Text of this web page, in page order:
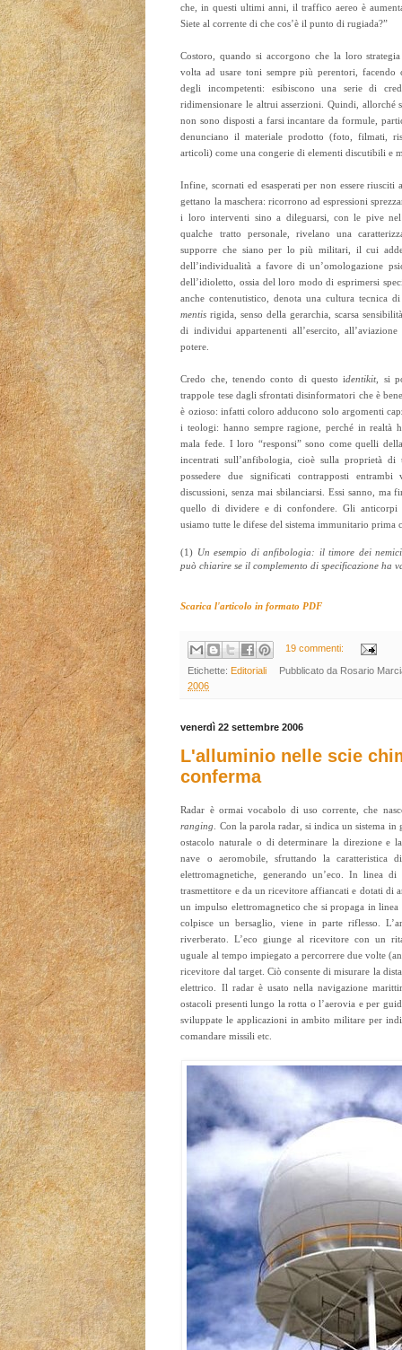
che, in questi ultimi anni, il traffico aereo è
Siete al corrente di che cos’è il punto di rugiada?”
Costoro, quando si accorgono che la loro
volta ad usare toni sempre più perentori,
degli incompetenti: esibiscono una serie di
ridimensionare le altrui asserzioni. Quindi, allorché
non sono disposti a farsi incantare da formule,
denunciano il materiale prodotto (foto, filmati,
articoli) come una congerie di elementi discutibili e
Infine, scornati ed esasperati per non essere
gettano la maschera: ricorrono ad espressioni
i loro interventi sino a dileguarsi, con le pive nel
qualche tratto personale, rivelano una
supporre che siano per lo più militari, il cui
dell’individualità a favore di un’omologazione
dell’idioletto, ossia del loro modo di esprimersi
anche contenutistico, denota una cultura tecnica
mentis rigida, senso della gerarchia, scarsa
di individui appartenenti all’esercito,
potere.
Credo che, tenendo conto di questo identikit , si
trappole tese dagli sfrontati disinformatori che è
è ozioso: infatti coloro adducono solo argomenti
i teologi: hanno sempre ragione, perché in realtà
mala fede. I loro “responsi” sono come quelli
incentrati sull’anfibologia, cioè sulla proprietà di
possedere due significati contrapposti
discussioni, senza mai sbilanciarsi. Essi sanno,
quello di dividere e di confondere. Gli anticorpi
usiamo tutte le difese del sistema immunitario
(1) Un esempio di anfibologia: il timore dei
può chiarire se il complemento di specificazione ha
Scarica l'articolo in formato PDF
19 commenti:
Etichette: Editoriali Pubblicato da Rosario
2006
venerdì 22 settembre 2006
L'alluminio nelle scie
conferma
Radar è ormai vocabolo di uso corrente, che
ranging
. Con la parola radar, si indica un sistema
ostacolo naturale o di determinare la direzione e
nave o aeromobile, sfruttando la
elettromagnetiche, generando un’eco. In linea
trasmettitore e da un ricevitore affiancati e dotati di
un impulso elettromagnetico che si propaga in
colpisce un bersaglio, viene in parte riflesso.
riverberato. L’eco giunge al ricevitore con un
uguale al tempo impiegato a percorrere due volte
ricevitore dal target. Ciò consente di misurare la
elettrico. Il radar è usato nella navigazione
ostacoli presenti lungo la rotta o l’aerovia e per
sviluppate le applicazioni in ambito militare per
comandare missili etc.